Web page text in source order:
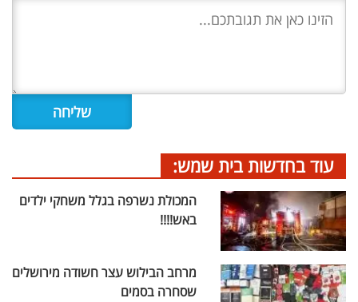
עוד בחדשות בית שמש:
המכולת נשרפה בגלל משחקי ילדים
באש!!!!
מרחב הבילוש עצר חשודה מירושלים
שסחרה בסמים